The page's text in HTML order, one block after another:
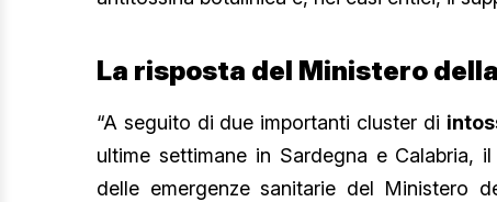
La risposta del Ministero
“A seguito di due importanti cluster di
ultime settimane in Sardegna e Calabria,
delle emergenze sanitarie del Ministero